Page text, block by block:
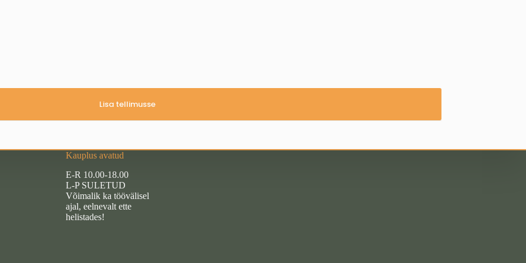
Lisa tellimusse
Kauplus avatud
E-R 10.00-18.00
L-P SULETUD
Võimalik ka töövälisel
ajal, eelnevalt ette
helistades!